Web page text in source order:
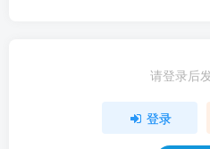
请登录后
登录